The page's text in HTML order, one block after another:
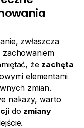
zwłaszcza
zachowaniem
że zachęta
elementami
zmian.
nakazy, warto
do zmiany